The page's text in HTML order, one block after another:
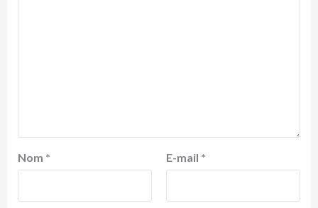
Nom * E-mail *